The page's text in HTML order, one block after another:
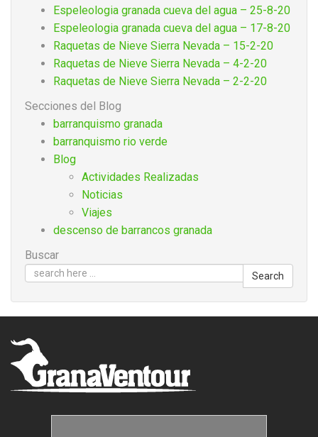
Espeleologia granada cueva del agua – 25-8-20
Espeleologia granada cueva del agua – 17-8-20
Raquetas de Nieve Sierra Nevada – 15-2-20
Raquetas de Nieve Sierra Nevada – 4-2-20
Raquetas de Nieve Sierra Nevada – 2-2-20
Secciones del Blog
barranquismo granada
barranquismo rio verde
Blog
Actividades Realizadas
Noticias
Viajes
descenso de barrancos granada
Buscar
Search